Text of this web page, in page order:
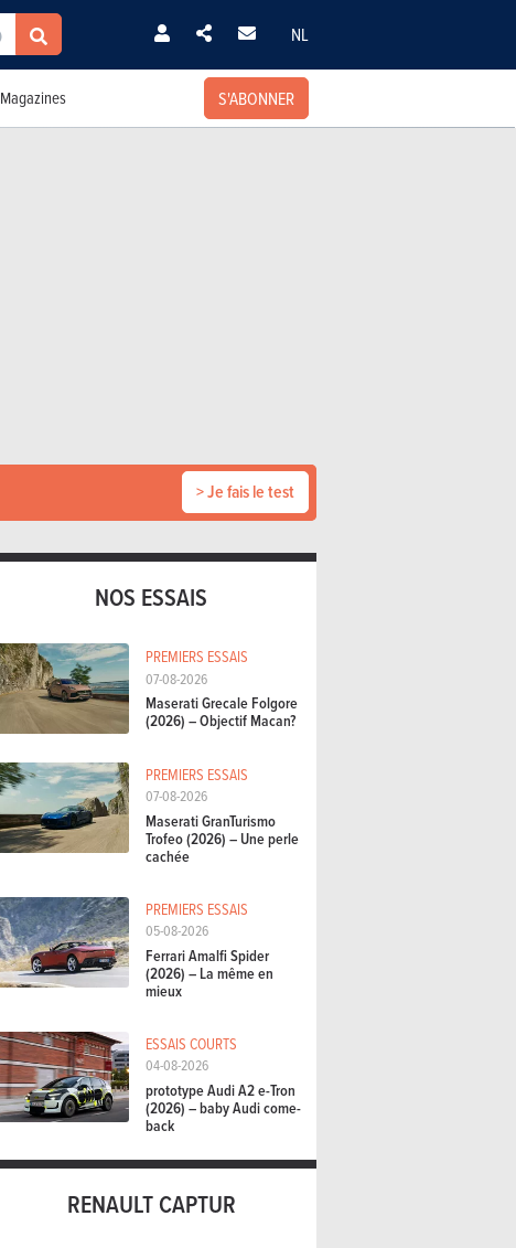
NL
Magazines S'ABONNER
> Je fais le test
NOS ESSAIS
PREMIERS ESSAIS
07-08-2026
Maserati Grecale Folgore
(2026) – Objectif Macan?
PREMIERS ESSAIS
07-08-2026
Maserati GranTurismo
Trofeo (2026) – Une perle
cachée
PREMIERS ESSAIS
05-08-2026
Ferrari Amalfi Spider
(2026) – La même en
mieux
ESSAIS COURTS
04-08-2026
prototype Audi A2 e-Tron
(2026) – baby Audi come-
back
RENAULT CAPTUR